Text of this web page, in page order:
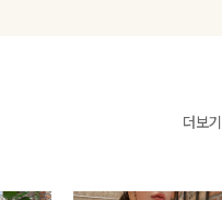
더보기